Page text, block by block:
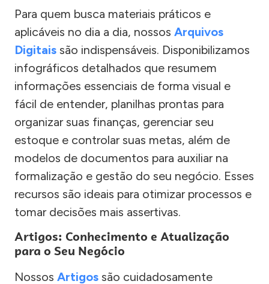
Para quem busca materiais práticos e
aplicáveis no dia a dia, nossos Arquivos
Digitais são indispensáveis. Disponibilizamos
infográficos detalhados que resumem
informações essenciais de forma visual e
fácil de entender, planilhas prontas para
organizar suas finanças, gerenciar seu
estoque e controlar suas metas, além de
modelos de documentos para auxiliar na
formalização e gestão do seu negócio. Esses
recursos são ideais para otimizar processos e
tomar decisões mais assertivas.
Artigos: Conhecimento e Atualização
para o Seu Negócio
Nossos Artigos são cuidadosamente